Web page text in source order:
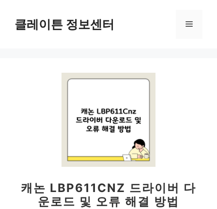
클레이튼 정보센터 메
캐논 LBP611CNZ 드라이버 다
운로드 및 오류 해결 방법